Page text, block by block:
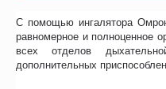
С помощью ингалятора
равномерное и полноценное
всех отделов
дополнительных